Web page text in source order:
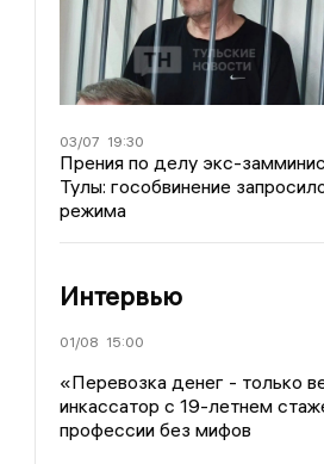
03/07 19:30
Прения по делу экс-
Тулы: гособвинение
режима
Интервью
01/08 15:00
«Перевозка денег - только
инкассатор с 19-летнем
профессии без мифов